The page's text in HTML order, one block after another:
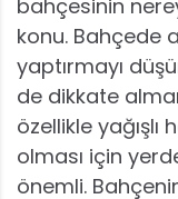
bahçesinin
konu. Bahçede
yaptırmayı
de dikkate
özellikle yağışlı
olması için
önemli.